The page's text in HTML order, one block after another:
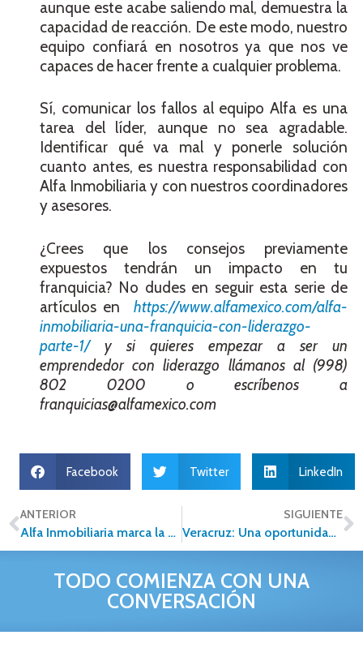
aunque este acabe saliendo mal, demuestra la
capacidad de reacción. De este modo, nuestro
equipo confiará en nosotros ya que nos ve
capaces de hacer frente a cualquier problema.
Sí, comunicar los fallos al equipo Alfa es una
tarea del líder, aunque no sea agradable.
Identificar qué va mal y ponerle solución
cuanto antes, es nuestra responsabilidad con
Alfa Inmobiliaria y con nuestros coordinadores
y asesores.
¿Crees que los consejos previamente
expuestos tendrán un impacto en tu
franquicia? No dudes en seguir esta serie de
artículos en https://www.alfamexico.com/alfa-
inmobiliaria-una-franquicia-con-liderazgo-
parte-1/y si quieres empezar a ser un
emprendedor con liderazgo llámanos al (998)
802 0200 o escríbenos a
franquicias@alfamexico.com
Facebook Twitter LinkedIn
ANTERIOR
Alfa Inmobiliaria marca la pauta para el futuro inmobiliario en su VIII Convención Nacional
SIGUIENTE
Veracruz: Una oportunidad a la inversión inmobiliaria
TODO COMIENZA CON UNA
CONVERSACIÓN